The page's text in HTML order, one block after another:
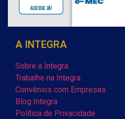
A INTEGRA
Sobre a Integra
Trabalhe na Integra
Convênios com Empresas
Blog Integra
Política de Privacidade